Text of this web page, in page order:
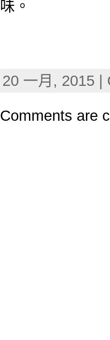
味。
20 一月, 2015
Comments are